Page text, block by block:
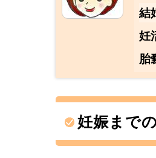
結
妊
胎
妊娠まで